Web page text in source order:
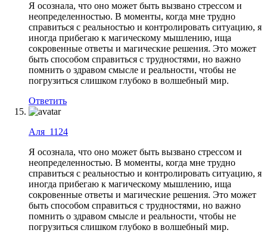
Я осознала, что оно может быть вызвано стрессом и
неопределенностью. В моменты, когда мне трудно
справиться с реальностью и контролировать ситуацию, я
иногда прибегаю к магическому мышлению, ища
сокровенные ответы и магические решения. Это может
быть способом справиться с трудностями, но важно
помнить о здравом смысле и реальности, чтобы не
погрузиться слишком глубоко в волшебный мир.
Ответить
Аля_1124
Я осознала, что оно может быть вызвано стрессом и
неопределенностью. В моменты, когда мне трудно
справиться с реальностью и контролировать ситуацию, я
иногда прибегаю к магическому мышлению, ища
сокровенные ответы и магические решения. Это может
быть способом справиться с трудностями, но важно
помнить о здравом смысле и реальности, чтобы не
погрузиться слишком глубоко в волшебный мир.